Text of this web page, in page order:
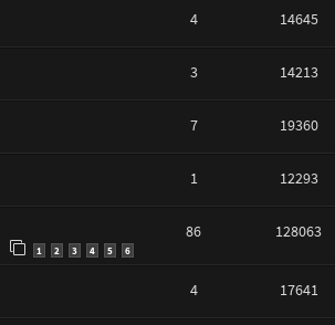
4 14645
3 14213
7 19360
1 12293
1 2 3 4 5 6
86 128063
4 17641